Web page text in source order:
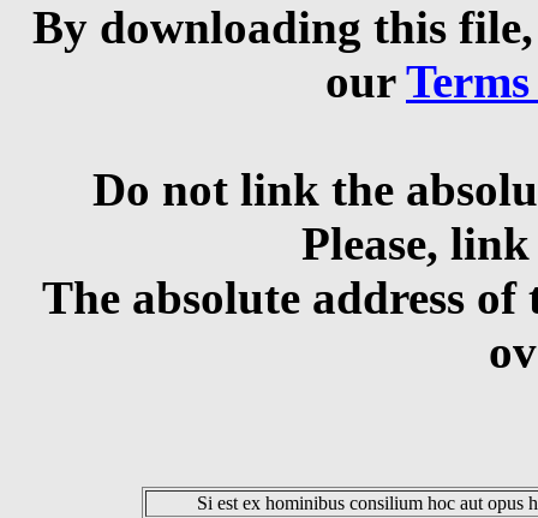
By downloading this
our
Do not link the
Please,
The absolute address
Si est ex hominibus consilium hoc aut opus